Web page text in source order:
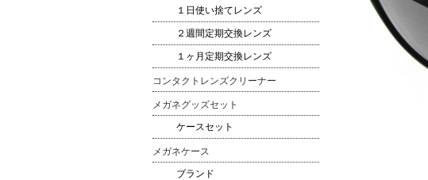
１日使い捨てレンズ
２週間定期交換レンズ
１ヶ月定期交換レンズ
コンタクトレンズクリーナー
メガネグッズセット
ケースセット
メガネケース
ブランド